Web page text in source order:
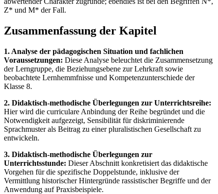
Z* und M* der Fall.
Zusammenfassung der Kapitel
1. Analyse der pädagogischen Situation und fachlichen
Voraussetzungen: Diese Analyse beleuchtet die Zusammensetzung
der Lerngruppe, die Beziehungsebene zur Lehrkraft sowie
beobachtete Lernhemmfnisse und Kompetenzunterschiede der
Klasse 8.
2. Didaktisch-methodische Überlegungen zur Unterrichtsreihe:
Hier wird die curriculare Anbindung der Reihe begründet und die
Notwendigkeit aufgezeigt, Sensibilität für diskriminierende
Sprachmuster als Beitrag zu einer pluralistischen Gesellschaft zu
entwickeln.
3. Didaktisch-methodische Überlegungen zur
Unterrichtsstunde: Dieser Abschnitt konkretisiert das didaktische
Vorgehen für die spezifische Doppelstunde, inklusive der
Vermittlung historischer Hintergründe rassistischer Begriffe und der
Anwendung auf Praxisbeispiele.